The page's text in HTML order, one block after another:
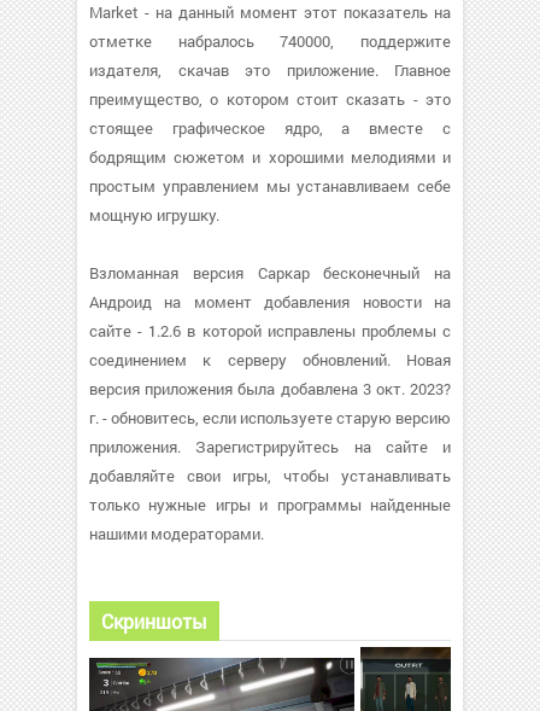
Market - на данный момент этот показатель на
отметке набралось 740000, поддержите
издателя, скачав это приложение. Главное
преимущество, о котором стоит сказать - это
стоящее графическое ядро, а вместе с
бодрящим сюжетом и хорошими мелодиями и
простым управлением мы устанавливаем себе
мощную игрушку.
Взломанная версия Саркар бесконечный на
Андроид на момент добавления новости на
сайте - 1.2.6 в которой исправлены проблемы с
соединением к серверу обновлений. Новая
версия приложения была добавлена 3 окт. 2023?
г. - обновитесь, если используете старую версию
приложения. Зарегистрируйтесь на сайте и
добавляйте свои игры, чтобы устанавливать
только нужные игры и программы найденные
нашими модераторами.
Скриншоты